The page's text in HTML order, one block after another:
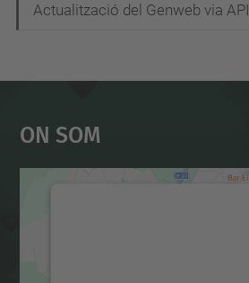
Actualització del Genweb via API
On Som